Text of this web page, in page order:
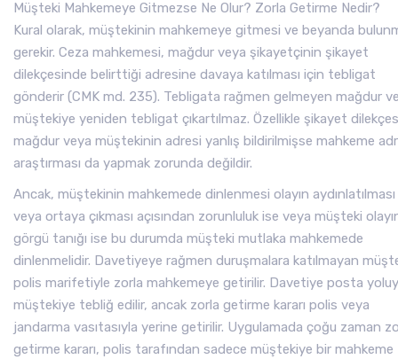
Müşteki Mahkemeye Gitmezse Ne Olur? Zorla Getirme Nedir?
Kural olarak, müştekinin mahkemeye gitmesi ve beyanda
gerekir. Ceza mahkemesi, mağdur veya şikayetçinin şikayet
dilekçesinde belirttiği adresine davaya katılması için tebligat
gönderir (CMK md. 235). Tebligata rağmen gelmeyen mağdur
müştekiye yeniden tebligat çıkartılmaz. Özellikle şikayet
mağdur veya müştekinin adresi yanlış bildirilmişse mahkeme
araştırması da yapmak zorunda değildir.
Ancak, müştekinin mahkemede dinlenmesi olayın aydınlatılması
veya ortaya çıkması açısından zorunluluk ise veya müşteki
görgü tanığı ise bu durumda müşteki mutlaka mahkemede
dinlenmelidir. Davetiyeye rağmen duruşmalara katılmayan
polis marifetiyle zorla mahkemeye getirilir. Davetiye posta
müştekiye tebliğ edilir, ancak zorla getirme kararı polis veya
jandarma vasıtasıyla yerine getirilir. Uygulamada çoğu zaman
getirme kararı, polis tarafından sadece müştekiye bir mahkeme